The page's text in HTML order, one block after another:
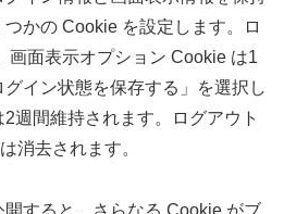
かの Cookie を設定します。ロ
画面表示オプション Cookie は1
イン状態を保存する」を選択し
週間維持されます。ログアウト
消去されます。
開すると、さらなる Cookie がブ